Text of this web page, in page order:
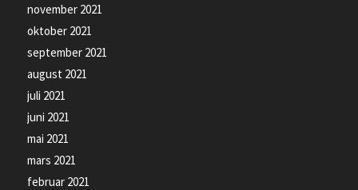
november 2021
oktober 2021
september 2021
august 2021
juli 2021
juni 2021
mai 2021
mars 2021
februar 2021